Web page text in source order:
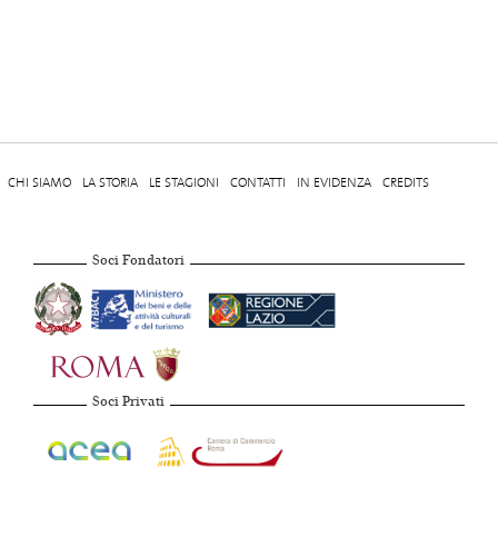
CHI SIAMO LA STORIA LE STAGIONI CONTATTI IN EVIDENZA CREDITS
Soci Fondatori
Soci Privati